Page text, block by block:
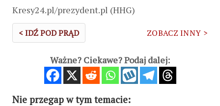
Kresy24.pl/prezydent.pl (HHG)
< IDŹ POD PRĄD ZOBACZ INNY >
Ważne? Ciekawe? Podaj dalej:
Nie przegap w tym temacie: